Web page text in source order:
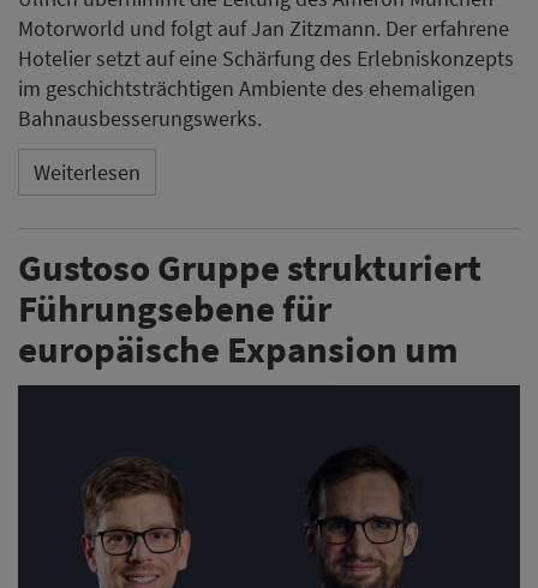
Motorworld und folgt auf Jan Zitzmann. Der erfahrene
Hotelier setzt auf eine Schärfung des Erlebniskonzepts
im geschichtsträchtigen Ambiente des ehemaligen
Bahnausbesserungswerks.
Weiterlesen
Gustoso Gruppe strukturiert
Führungsebene für
europäische Expansion um